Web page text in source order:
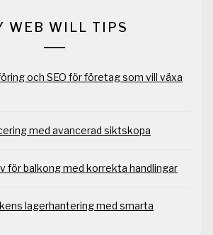
WEB WILL TIPS
och SEO för företag som vill växa
med avancerad siktskopa
för balkong med korrekta handlingar
lagerhantering med smarta